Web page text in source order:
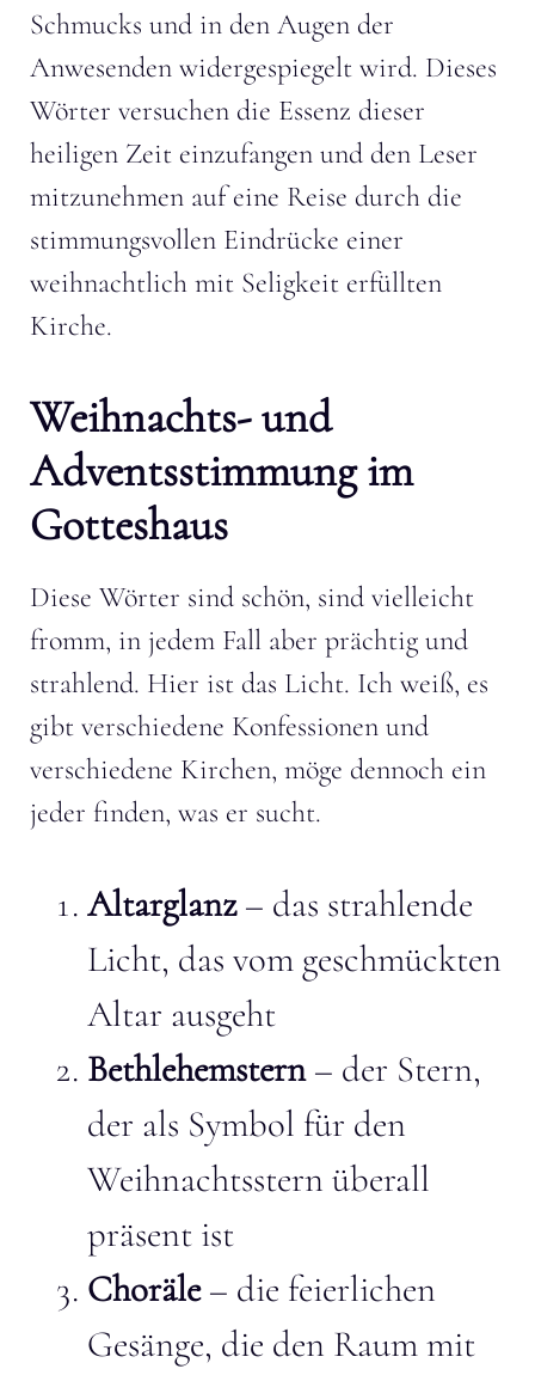
Schmucks und in den Augen der
Anwesenden widergespiegelt wird. Dieses
Wörter versuchen die Essenz dieser
heiligen Zeit einzufangen und den Leser
mitzunehmen auf eine Reise durch die
stimmungsvollen Eindrücke einer
weihnachtlich mit Seligkeit erfüllten
Kirche.
Weihnachts- und
Adventsstimmung im
Gotteshaus
Diese Wörter sind schön, sind vielleicht
fromm, in jedem Fall aber prächtig und
strahlend. Hier ist das Licht. Ich weiß, es
gibt verschiedene Konfessionen und
verschiedene Kirchen, möge dennoch ein
jeder finden, was er sucht.
Altarglanz– das strahlende
Licht, das vom geschmückten
Altar ausgeht
Bethlehemstern– der Stern,
der als Symbol für den
Weihnachtsstern überall
präsent ist
Choräle– die feierlichen
Gesänge, die den Raum mit